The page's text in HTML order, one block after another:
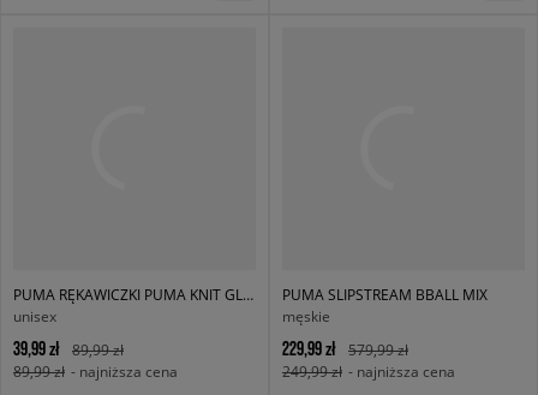
PUMA RĘKAWICZKI PUMA KNIT GLOVES
unisex
39,99 zł
89,99 zł
89,99 zł - najniższa cena
PUMA SLIPSTREAM BBALL MIX
męskie
229,99 zł
579,99 zł
249,99 zł - najniższa cena